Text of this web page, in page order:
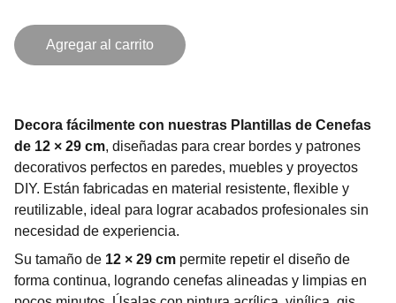
Agregar al carrito
Decora fácilmente con nuestras Plantillas de Cenefas
de 12 × 29 cm, diseñadas para crear bordes y patrones
decorativos perfectos en paredes, muebles y proyectos
DIY. Están fabricadas en material resistente, flexible y
reutilizable, ideal para lograr acabados profesionales sin
necesidad de experiencia.
Su tamaño de 12 × 29 cm permite repetir el diseño de
forma continua, logrando cenefas alineadas y limpias en